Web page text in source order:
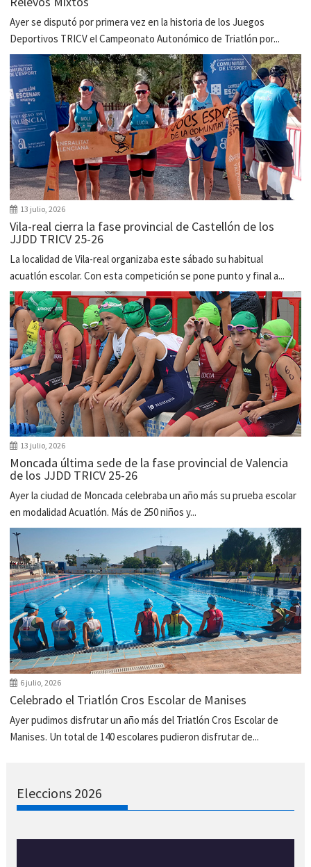
Ayer se disputó por primera vez en la historia de los Juegos
Deportivos TRICV el Campeonato Autonómico de Triatlón por...
13 julio, 2026
Vila-real cierra la fase provincial de Castellón de los
JJDD TRICV 25-26
La localidad de Vila-real organizaba este sábado su habitual
acuatlón escolar. Con esta competición se pone punto y final a...
13 julio, 2026
Moncada última sede de la fase provincial de Valencia
de los JJDD TRICV 25-26
Ayer la ciudad de Moncada celebraba un año más su prueba escolar
en modalidad Acuatlón. Más de 250 niños y...
6 julio, 2026
Celebrado el Triatlón Cros Escolar de Manises
Ayer pudimos disfrutar un año más del Triatlón Cros Escolar de
Manises. Un total de 140 escolares pudieron disfrutar de...
Eleccions 2026